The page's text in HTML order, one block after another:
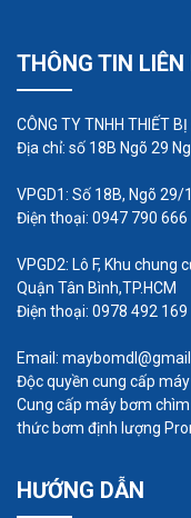
Bơm định lượng
trong công nghiệp
dầu khí và các
THÔNG TIN LIÊN
CÔNG TY TNHH THIẾT
Địa chỉ: số 18B Ngõ 29
VPGD1: Số 18B, Ngõ
Điện thoại: 0947 790 666
VPGD2: Lô F, Khu
Quận Tân Bình,TP.HCM
Điện thoại: 0978 492 169
Email:
Độc quyền cung cấp
Cung cấp máy bơm
thức bơm định lượng
HƯỚNG DẪN